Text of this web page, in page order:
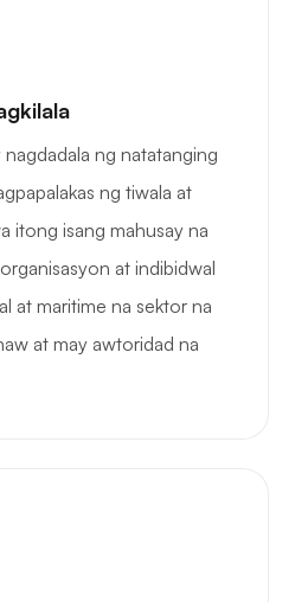
ng natatanging
ng tiwala at
itong isang mahusay na
at indibidwal
at maritime na sektor na
at may awtoridad na